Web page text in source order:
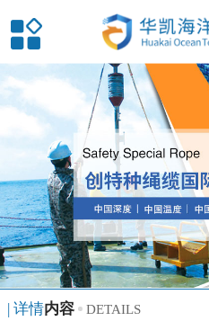
| 详情内容 DETAILS